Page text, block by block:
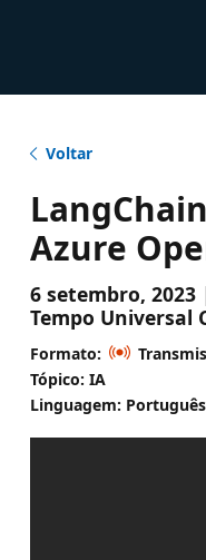
Voltar
Azure
6 setembro, 2023
Tempo Universal
Formato:
Tópico: IA
Linguagem: Português